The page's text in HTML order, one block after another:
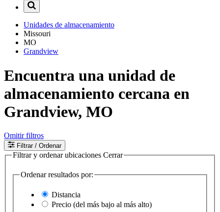
Unidades de almacenamiento
Missouri
MO
Grandview
Encuentra una unidad de
almacenamiento cercana en
Grandview, MO
Omitir filtros
Filtrar / Ordenar
Filtrar y ordenar ubicaciones Cerrar
Ordenar resultados por:
Distancia
Precio (del más bajo al más alto)